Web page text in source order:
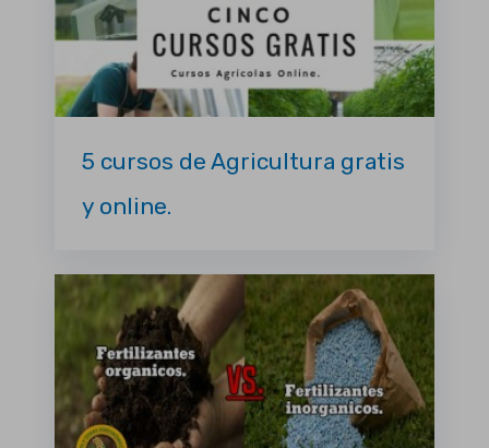
5 cursos de Agricultura gratis
y online.